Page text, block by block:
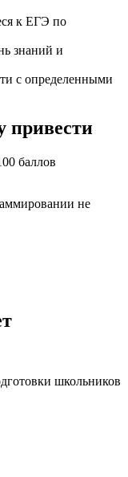
к ЕГЭ по
знаний и
с определенными
привести
баллов
не
школьников